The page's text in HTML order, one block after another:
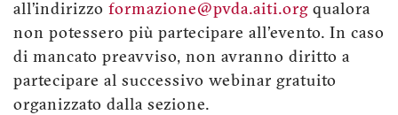
all’indirizzo formazione@pvda.aiti.org qualora
non potessero più partecipare all'evento. In caso
di mancato preavviso, non avranno diritto a
partecipare al successivo webinar gratuito
organizzato dalla sezione.